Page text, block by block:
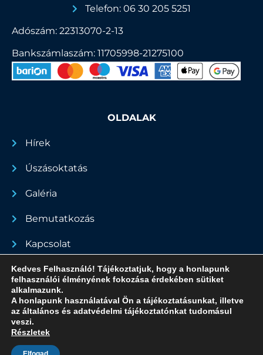
Telefon: 06 30 205 5251
Adószám: 22313070-2-13
Bankszámlaszám: 11705998-21275100
OLDALAK
Hírek
Úszásoktatás
Galéria
Bemutatkozás
Kapcsolat
Dokumentumok
Kedves Felhasználó! Tájékoztatjuk, hogy a honlapunk
felhasználói élményének fokozása érdekében sütiket
alkalmazunk.
A honlapunk használatával Ön a tájékoztatásunkat, illetve
az általános és adatvédelmi tájékoztatónkat tudomásul
veszi.
Részletek